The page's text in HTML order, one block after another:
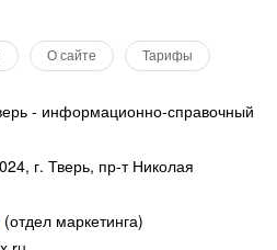
О сайте Тарифы
- информационно-справочный
г. Тверь, пр-т Николая
(отдел маркетинга)